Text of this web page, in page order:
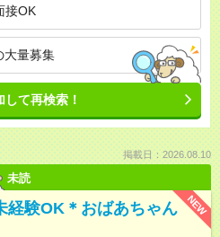
接OK
大量募集
して再検索！
掲載日：2026.08.10
未読
NEW
経験OK＊おばあちゃん